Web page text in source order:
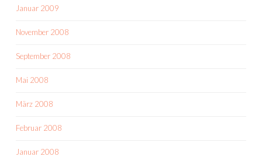
Januar 2009
November 2008
September 2008
Mai 2008
März 2008
Februar 2008
Januar 2008